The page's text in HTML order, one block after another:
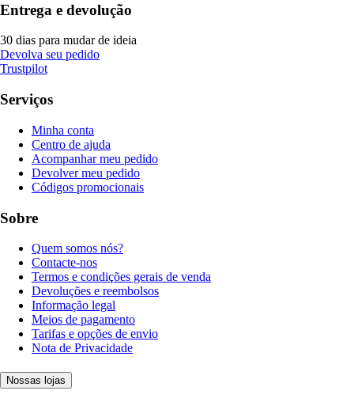
Entrega e devolução
30 dias para mudar de ideia
Devolva seu pedido
Trustpilot
Serviços
Minha conta
Centro de ajuda
Acompanhar meu pedido
Devolver meu pedido
Códigos promocionais
Sobre
Quem somos nós?
Contacte-nos
Termos e condições gerais de venda
Devoluções e reembolsos
Informação legal
Meios de pagamento
Tarifas e opções de envio
Nota de Privacidade
Nossas lojas